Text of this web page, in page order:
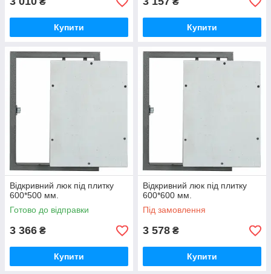
Купити Купити
Відкривний люк під плитку
600*500 мм.
Готово до відправки
3 366 ₴
Купити
Відкривний люк під плитку
600*600 мм.
Під замовлення
3 578 ₴
Купити